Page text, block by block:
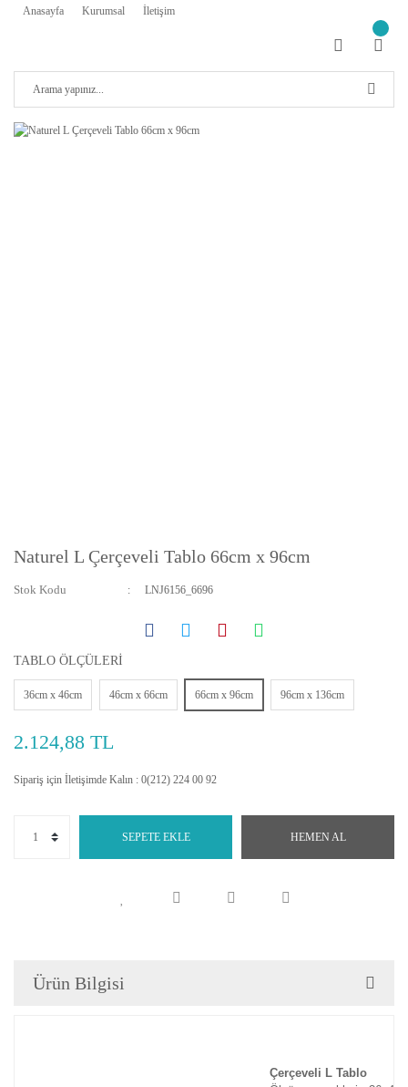
Anasayfa Kurumsal İletişim
Naturel L Çerçeveli Tablo 66cm x 96cm
Stok Kodu LNJ6156_6696
TABLO ÖLÇÜLERİ
36cm x 46cm 46cm x 66cm 66cm x 96cm 96cm x 136cm
2.124,88 TL
Sipariş için İletişimde Kalın : 0(212) 224 00 92
SEPETE EKLE HEMEN AL
Ürün Bilgisi
Çerçeveli L Tablo